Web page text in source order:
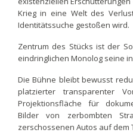
Krieg in eine Welt des
Identitätssuche gestoßen wird.
Zentrum des Stücks ist der
eindringlichen Monolog seine
Die Bühne bleibt bewusst
platzierter transparenter
Projektionsfläche für
Bilder von zerbombten
zerschossenen Autos auf dem